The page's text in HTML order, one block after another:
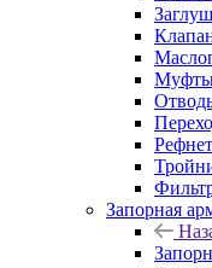
Запорная